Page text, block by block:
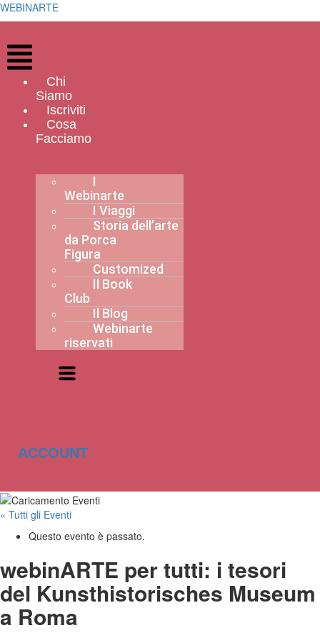
WEBINARTE
Menu
Chi
Siamo
Iscriviti
Cosa
Facciamo
I
Webinarte
I Viaggi
Storia dell’arte
da Porca
Figura
Customized
Il Book
Club
Il Blog
Webinarte
riservati
ACCOUNT
« Tutti gli Eventi
Questo evento è passato.
webinARTE per tutti: i tesori
del Kunsthistorisches Museum
a Roma